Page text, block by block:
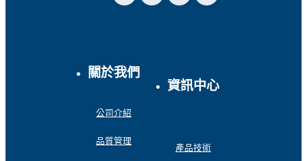
關於我們
公司介紹
品質管理
資訊中心
產品技術